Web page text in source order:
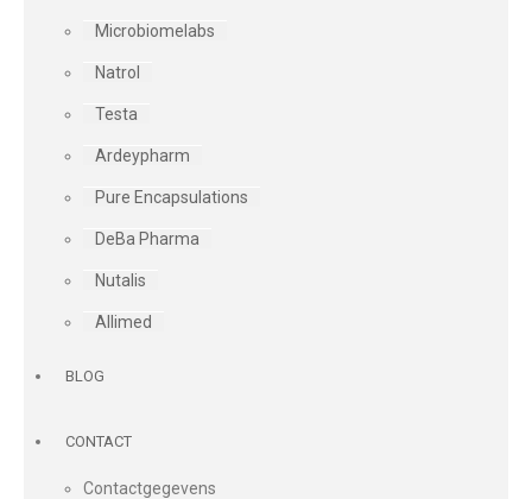
Microbiomelabs
Natrol
Testa
Ardeypharm
Pure Encapsulations
DeBa Pharma
Nutalis
Allimed
BLOG
CONTACT
Contactgegevens